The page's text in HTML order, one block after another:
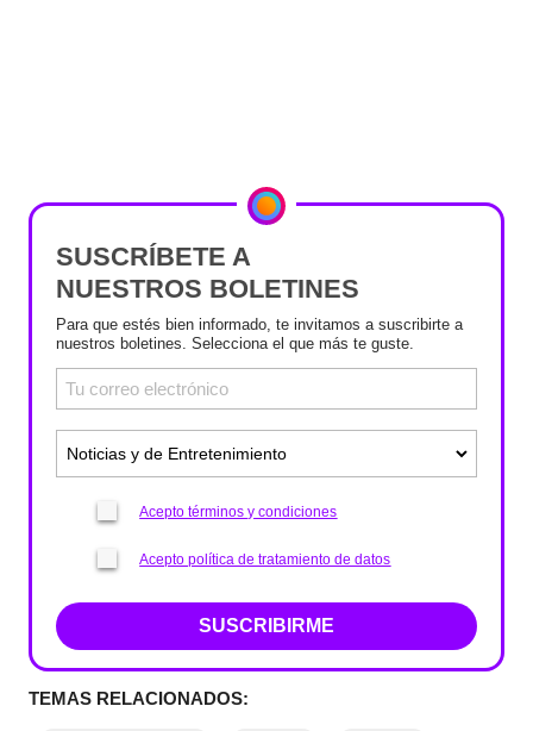
SUSCRÍBETE A
NUESTROS BOLETINES
Para que estés bien informado, te invitamos a suscribirte a
nuestros boletines. Selecciona el que más te guste.
Acepto términos y condiciones
Acepto política de tratamiento de datos
SUSCRIBIRME
TEMAS RELACIONADOS: